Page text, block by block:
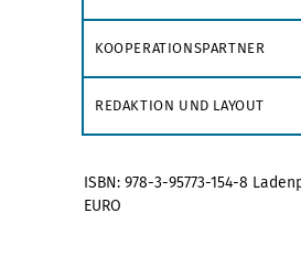
KOOPERATIONSPARTNER
REDAKTION UND LAYOUT
ISBN: 978-3-95773-154-8
EURO